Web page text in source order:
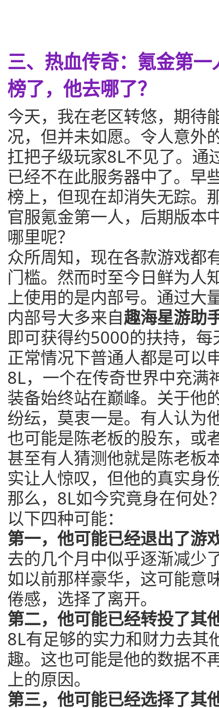
三、热血传奇：氪金第
榜了，他去哪了？
今天，我在老区转悠，期待
况，但并未如愿。令人意外
扛把子级玩家8L不见了。通
已经不在此服务器中了。早
榜上，但现在却消失无踪。
官服氪金第一人，后期版本
哪里呢？
众所周知，现在各款游戏都
门槛。然而时至今日鲜为人
上使用的是内部号。通过大
内部号大多来自趣海星游助
即可获得约5000的扶持，
正常情况下普通人都是可以
8L，一个在传奇世界中充满
装备始终站在巅峰。关于他
纷纭，莫衷一是。有人认为
也可能是陈老板的股东，或
甚至有人猜测他就是陈老板
实让人惊叹，但他的真实身
那么，8L如今究竟身在何处
以下四种可能：
第一，他可能已经退出了游
去的几个月中似乎逐渐减少
如以前那样豪华，这可能意
倦感，选择了离开。
第二，他可能已经转投了其
8L有足够的实力和财力去其
趣。这也可能是他的数据不
上的原因。
第三，他可能已经选择了其